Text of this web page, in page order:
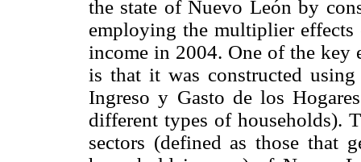
the state of Nuevo León by
employing the multiplier
income in 2004. One of the
is that it was constructed
Ingreso y Gasto de los
different types of households).
sectors (defined as those that